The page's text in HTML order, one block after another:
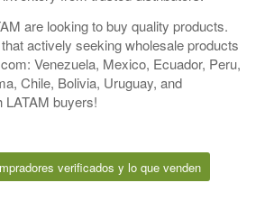
are looking to buy quality products.
actively seeking wholesale products
Venezuela, Mexico, Ecuador, Peru,
Chile, Bolivia, Uruguay, and
LATAM buyers!
verificados y lo que venden